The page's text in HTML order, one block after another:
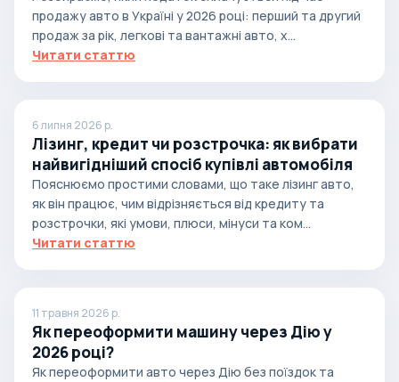
продажу авто в Україні у 2026 році: перший та другий
продаж за рік, легкові та вантажні авто, х...
Читати статтю
6 липня 2026 р.
Лізинг, кредит чи розстрочка: як вибрати
найвигідніший спосіб купівлі автомобіля
Пояснюємо простими словами, що таке лізинг авто,
як він працює, чим відрізняється від кредиту та
розстрочки, які умови, плюси, мінуси та ком...
Читати статтю
11 травня 2026 р.
Як переоформити машину через Дію у
2026 році?
Як переоформити авто через Дію без поїздок та